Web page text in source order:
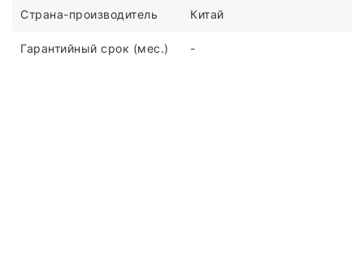
Страна-производитель Китай
Гарантийный срок (мес.) -